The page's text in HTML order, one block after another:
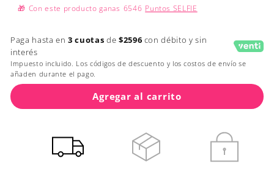
🎁 Con este producto ganas 6546 Puntos SELFIE
Paga hasta en3 cuotas de $2596 con débito y sin
interés
Impuesto incluido. Los códigos de descuento y los costos de envío se
añaden durante el pago.
Agregar al carrito